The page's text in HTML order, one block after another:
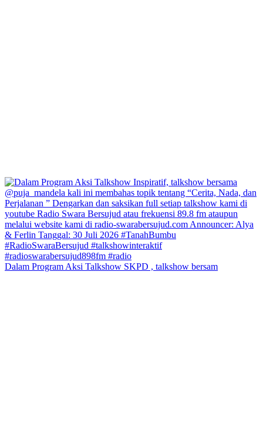
Dalam Program Aksi Talkshow SKPD , talkshow bersam